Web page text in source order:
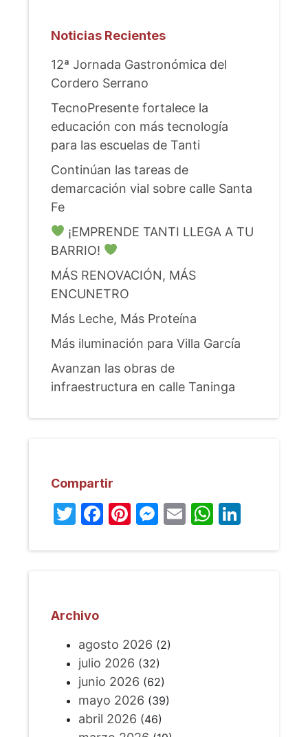
Noticias Recientes
12ª Jornada Gastronómica del
Cordero Serrano
TecnoPresente fortalece la
educación con más tecnología
para las escuelas de Tanti
Continúan las tareas de
demarcación vial sobre calle Santa
Fe
¡EMPRENDE TANTI LLEGA A TU
BARRIO!
MÁS RENOVACIÓN, MÁS
ENCUNETRO
Más Leche, Más Proteína
Más iluminación para Villa García
Avanzan las obras de
infraestructura en calle Taninga
Compartir
Twitter
Facebook
Pinterest
Messenger
Email
Archivo
agosto 2026 (2)
julio 2026 (32)
junio 2026 (62)
mayo 2026 (39)
abril 2026 (46)